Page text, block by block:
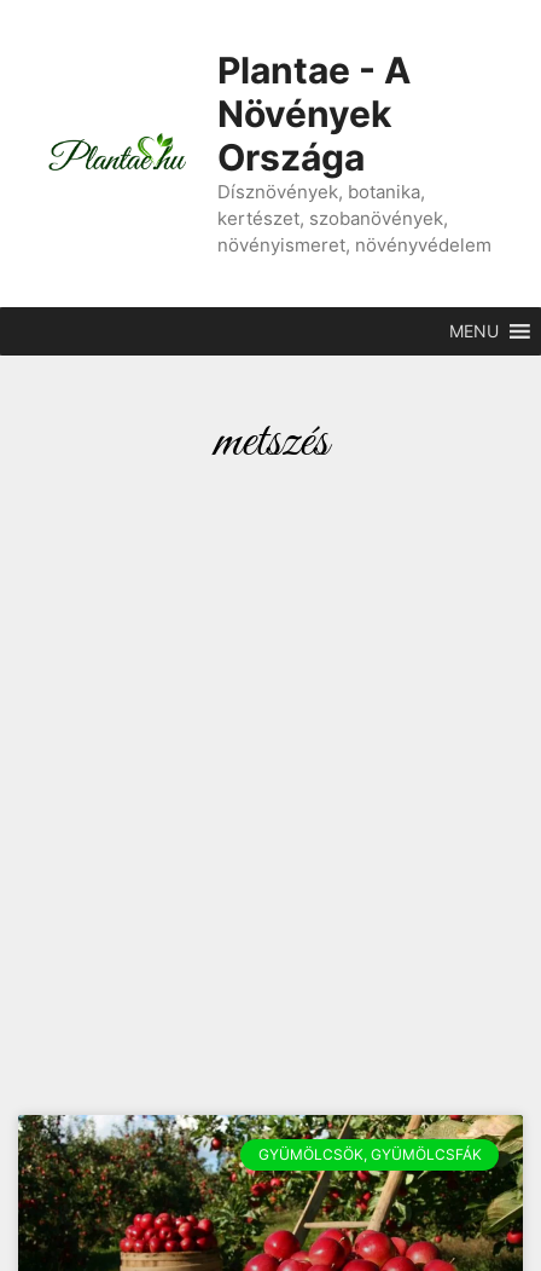
Plantae - A
Növények
Országa
Dísznövények, botanika,
kertészet, szobanövények,
növényismeret, növényvédelem
MENU
metszés
GYÜMÖLCSÖK, GYÜMÖLCSFÁK